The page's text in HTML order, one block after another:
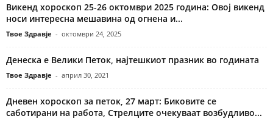
Викенд хороскоп 25-26 октомври 2025 година: Овој викенд
носи интересна мешавина од огнена и...
Твое Здравје - октомври 24, 2025
Денеска е Велики Петок, најтешкиот празник во годината
Твое Здравје - април 30, 2021
Дневен хороскоп за петок, 27 март: Биковите се
саботирани на работа, Стрелците очекуваат возбудливо...